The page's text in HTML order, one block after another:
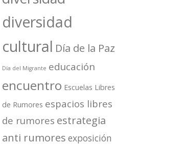
diversidad
cultural Día de la Paz
Día del Migrante educación
encuentro Escuelas Libres
de Rumores espacios libres
de rumores estrategia
anti rumores exposición